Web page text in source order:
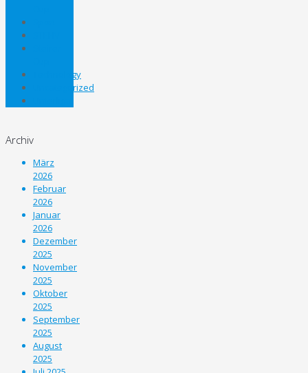
Technology
Uncategorized
Archiv
März
2026
Februar
2026
Januar
2026
Dezember
2025
November
2025
Oktober
2025
September
2025
August
2025